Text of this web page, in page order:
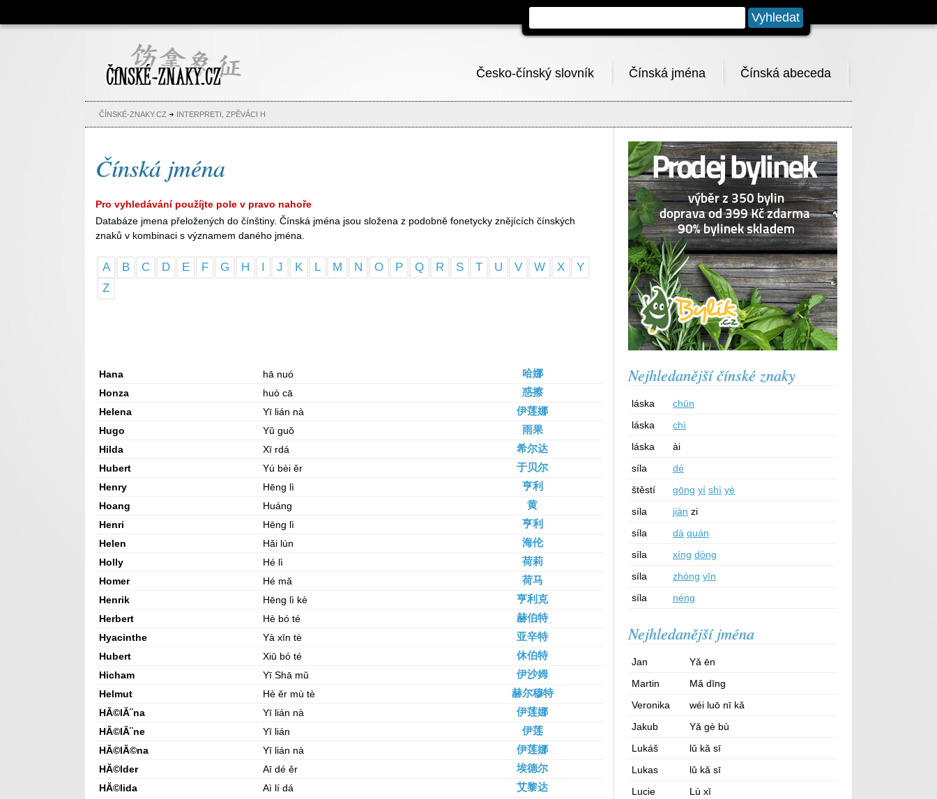
Čínské znaky, česko-čínský
slovník, abeceda, jména,
tetování
Česko-čínský slovník Čínská jména Čínská abeceda
ČÍNSKÉ-ZNAKY.CZ INTERPRETI, ZPĚVÁCI H
Čínská jména
Pro vyhledávání použíjte pole v pravo nahoře
Databáze jmena přeložených do čínštiny. Čínská jména jsou složena z podobně fonetycky znějících čínských
znaků v kombinaci s významem daného jména.
A B C D E F G H I J K L M N O P Q R S T U V W X
Y
Z
Hana hā nuó 哈娜
Honza huò cā 惑擦
Helena Yī lián nà 伊莲娜
Hugo Yǔ guǒ 雨果
Hilda Xī rdá 希尔达
Hubert Yú bèi ěr 于贝尔
Henry Hēng lì 亨利
Hoang Huáng 黄
Henri Hēng lì 亨利
Helen Hǎi lún 海伦
Holly Hé lì 荷莉
Homer Hé mǎ 荷马
Henrik Hēng lì kè 亨利克
Herbert Hè bó té 赫伯特
Hyacinthe Yà xīn tè 亚辛特
Hubert Xiū bó té 休伯特
Hicham Yī Shā mǔ 伊沙姆
Helmut Hè ěr mù tè 赫尔穆特
HĂ©lĂ¨na Yī lián nà 伊莲娜
HĂ©lĂ¨ne Yī lián 伊莲
HĂ©lĂ©na Yī lián nà 伊莲娜
HĂ©lder Aī dé ěr 埃德尔
HĂ©lida Aì lí dá 艾黎达
Nejhledanější čínské znaky
láska
chūn
láska
chì
láska
ài
síla
dé
štěstí
gōng yí shì yè
síla
jiàn zi
síla
dà quán
síla
xíng dòng
síla
zhòng yīn
síla
néng
Nejhledanější jména
Jan
Yǎ ēn
Martin
Mǎ dīng
Veronika
wéi luō nī kǎ
Jakub
Yǎ gè bù
Lukáš
lǔ kǎ sī
Lukas
lǔ kǎ sī
Lucie
Lù xī